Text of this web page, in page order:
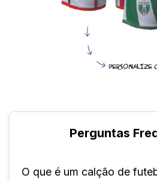
Perguntas
O que é um calção de